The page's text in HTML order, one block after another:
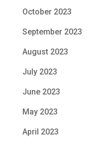
October 2023
September 2023
August 2023
July 2023
June 2023
May 2023
April 2023